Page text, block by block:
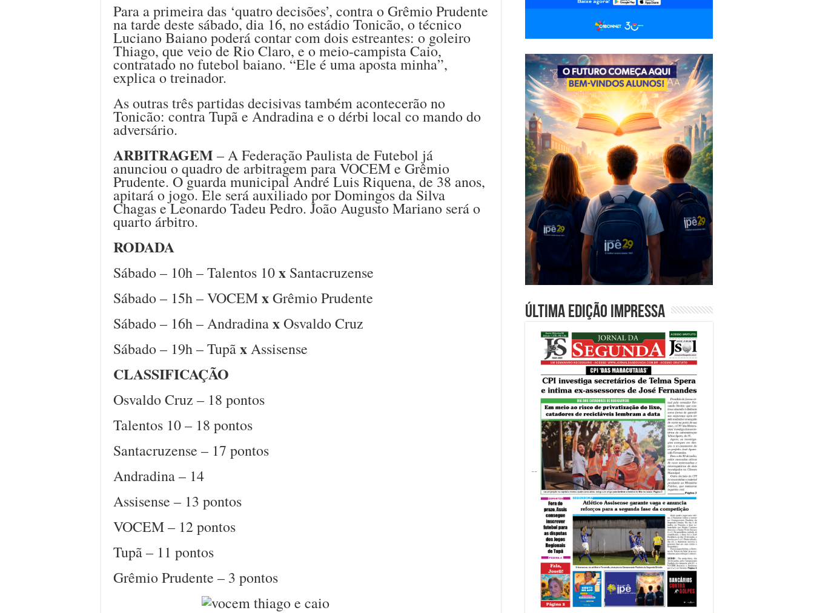
Para a primeira das ‘quatro decisões’, contra o Grêmio Prudente
na tarde deste sábado, dia 16, no estádio Tonicão, o técnico
Luciano Baiano poderá contar com dois estreantes: o goleiro
Thiago, que veio de Rio Claro, e o meio-campista Caio,
contratado no futebol baiano. “Ele é uma aposta minha”,
explica o treinador.
As outras três partidas decisivas também acontecerão no
Tonicão: contra Tupã e Andradina e o dérbi local co mando do
adversário.
ARBITRAGEM – A Federação Paulista de Futebol já
anunciou o quadro de arbitragem para VOCEM e Grêmio
Prudente. O guarda municipal André Luis Riquena, de 38 anos,
apitará o jogo. Ele será auxiliado por Domingos da Silva
Chagas e Leonardo Tadeu Pedro. João Augusto Mariano será o
quarto árbitro.
RODADA
Sábado – 10h – Talentos 10x Santacruzense
Sábado – 15h – VOCEMxGrêmio Prudente
Sábado – 16h – AndradinaxOsvaldo Cruz
Sábado – 19h – TupãxAssisense
CLASSIFICAÇÃO
Osvaldo Cruz – 18 pontos
Talentos 10 – 18 pontos
Santacruzense – 17 pontos
Andradina – 14
Assisense – 13 pontos
VOCEM – 12 pontos
Tupã – 11 pontos
Grêmio Prudente – 3 pontos
Última edição impressa